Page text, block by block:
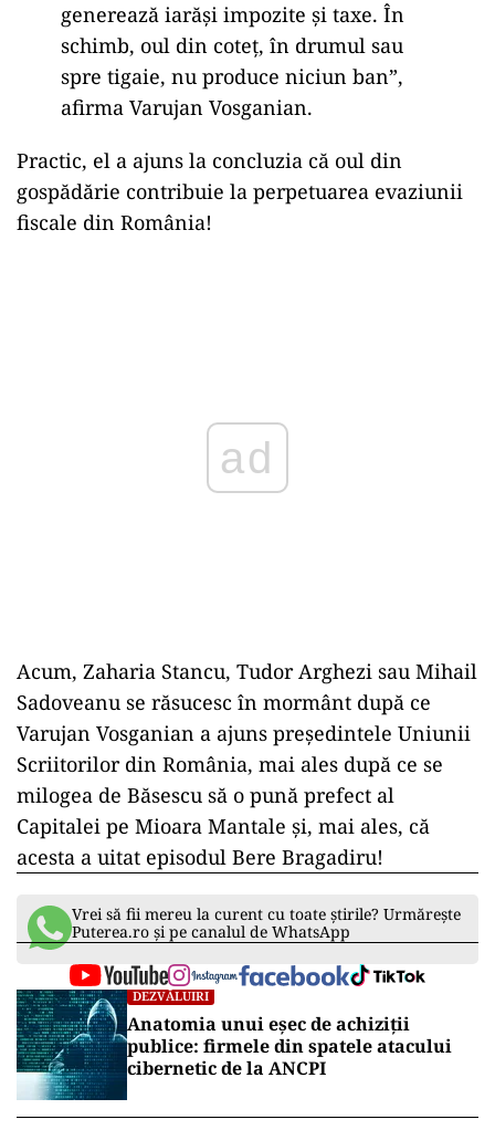
generează iarăşi impozite şi taxe. În
schimb, oul din coteţ, în drumul sau
spre tigaie, nu produce niciun ban”,
afirma Varujan Vosganian.
Practic, el a ajuns la concluzia că oul din
gospădărie contribuie la perpetuarea evaziunii
fiscale din România!
ad
Acum, Zaharia Stancu, Tudor Arghezi sau Mihail
Sadoveanu se răsucesc în mormânt după ce
Varujan Vosganian a ajuns președintele Uniunii
Scriitorilor din România, mai ales după ce se
milogea de Băsescu să o pună prefect al
Capitalei pe Mioara Mantale și, mai ales, că
acesta a uitat episodul Bere Bragadiru!
Vrei să fii mereu la curent cu toate știrile? Urmărește
Puterea.ro și pe canalul de WhatsApp
DEZVĂLUIRI
Anatomia unui eșec de achiziții
publice: firmele din spatele atacului
cibernetic de la ANCPI